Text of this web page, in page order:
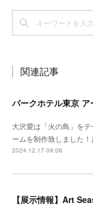
関連記事
大沢愛は「火の鳥」を
ームを制作致しました
2024.12.17 09:06